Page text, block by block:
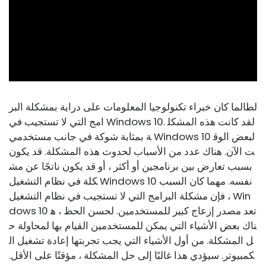
لطالما كان خبراء تكنولوجيا المعلومات على دراية بمشكلة البر
امج التي لا تستجيب في Windows 10. لقد كانت هذه المشكل
ة بمثابة شوكة في جانب مستخدمي Windows 10 لبعض الوق
ت الآن. هناك عدد من الأسباب لحدوث هذه المشكلة. قد يكون
بسبب تعارض بين برنامجين أو أكثر ، أو قد يكون ناتجًا عن مش
كلة في نظام التشغيل Windows 10 نفسه. مهما كان السبب
، فإن مشكلة البرامج التي لا تستجيب في نظام التشغيل Win
dows 10 تعد مصدر إزعاج كبير للمستخدمين. لحسن الحظ ، ه
ناك بعض الأشياء التي يمكن للمستخدمين القيام بها لمحاولة ح
ل المشكلة. من أول الأشياء التي يجب تجربتها إعادة تشغيل ال
كمبيوتر. سيؤدي هذا غالبًا إلى حل المشكلة ، مؤقتًا على الأقل.